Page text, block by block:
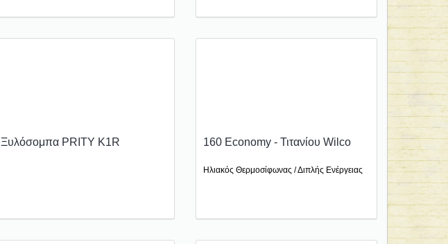
Ξυλόσομπα PRITY K1R 160 Economy - Τιτανίου Wilco
Ηλιακός Θερμοσίφωνας / Διπλής Ενέργειας